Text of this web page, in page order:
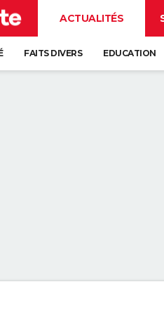
ACTUALITÉS
FAITS DIVERS EDUCATION